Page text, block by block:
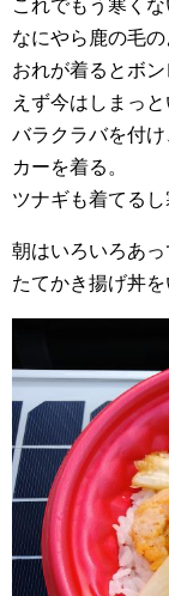
これでもう寒くな
なにやら鹿の毛
おれが着るとボ
えず今はしまっ
バラクラバを付
カーを着る。
ツナギも着てる
朝はいろいろあ
たてかき揚げ丼を